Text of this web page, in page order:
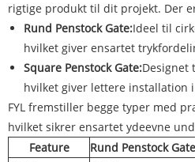
rigtige produkt til dit projekt. Der
Rund Penstock Gate:Ideel til
hvilket giver ensartet
Square Penstock Gate:Designet
hvilket giver lettere installation
FYL fremstiller begge typer med
hvilket sikrer ensartet ydeevne
Feature
Rund Penstock Gate